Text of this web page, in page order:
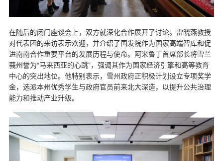
在随后的闭门座谈会上，双方就深化合作展开了讨论。雷晓燕教授
对代表团的来访表示欢迎，并介绍了国发院作为国家高端智库和促
进南南合作重要平台的发展历程与使命。阿米鲁丁首席部长将雪兰
莪州誉为“马来西亚的心跳”，强调其作为国家经济引擎和高等教育
中心的突出地位。他特别表示，雪州政府正积极计划设立专项奖学
金，选派本州优秀学生与政府官员前来北大深造，以提升公共治理
能力和推动产业升级。